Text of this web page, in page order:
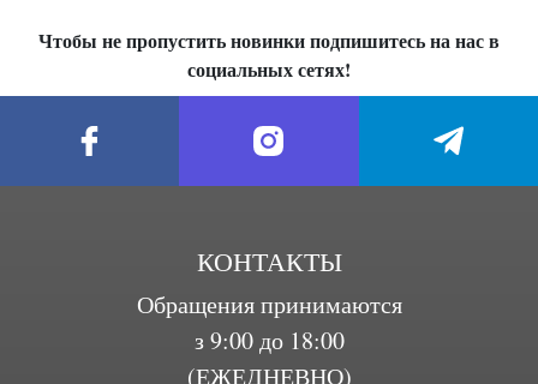
Чтобы не пропустить новинки подпишитесь на нас в
социальных сетях!
КОНТАКТЫ
Обращения принимаются
з 9:00 до 18:00
(ЕЖЕДНЕВНО)